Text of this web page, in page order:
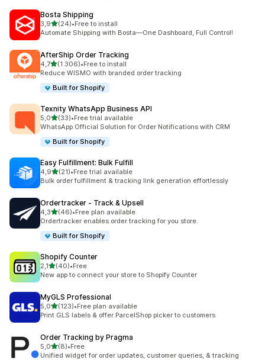
Bosta Shipping
3,9z 5 hvězd
(24)
Celkový počet recenzí: 24
•Free to install
Automate Shipping with Bosta—One Dashboard, Full Control!
AfterShip Order Tracking
4,7z 5 hvězd
(1 306)
Celkový počet recenzí: 1306
•Free to install
Reduce WISMO with branded order tracking
Built for Shopify
Texnity WhatsApp Business API
5,0z 5 hvězd
(33)
Celkový počet recenzí: 33
•Free trial available
WhatsApp Official Solution for Order Notifications with CRM
Built for Shopify
Easy Fulfillment: Bulk Fulfill
4,9z 5 hvězd
(21)
Celkový počet recenzí: 21
•Free trial available
Bulk order fulfillment & tracking link generation effortlessly
Ordertracker ‑ Track & Upsell
4,3z 5 hvězd
(46)
Celkový počet recenzí: 46
•Free plan available
Ordertracker enables order tracking for you store.
Built for Shopify
Shopify Counter
2,1z 5 hvězd
(40)
Celkový počet recenzí: 40
•Free
New app to connect your store to Shopify Counter
MyGLS Professional
5,0z 5 hvězd
(123)
Celkový počet recenzí: 123
•Free plan available
Print GLS labels & offer ParcelShop picker to customers
Order Tracking by Pragma
5,0z 5 hvězd
(8)
Celkový počet recenzí: 8
•Free
Unified widget for order updates, customer queries, & tracking